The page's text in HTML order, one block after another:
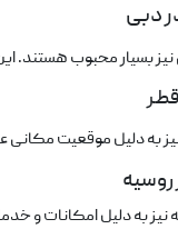
دبی
محبوب هستند. این
دلیل موقعیت مکانی
به دلیل امکانات و